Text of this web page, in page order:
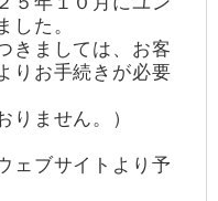
した。
きましては、お客
りお手続きが必要
りません。）
ェブサイトより予